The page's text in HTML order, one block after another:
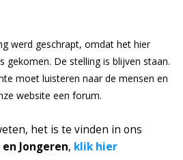
werd geschrapt, omdat het hier
gekomen. De stelling is blijven staan.
moet luisteren naar de mensen en
website een forum.
het is te vinden in ons
Jongeren, klik hier